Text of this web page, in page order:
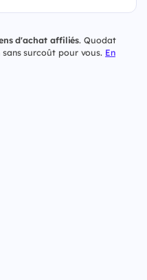
d'achat affiliés. Quodat
surcoût pour vous. En